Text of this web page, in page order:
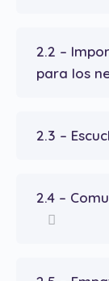
2.2 –
para los
2.3 –
2.4 –